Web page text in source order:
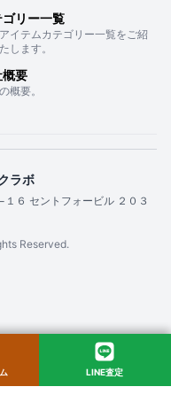
ゴリー一覧
イテムカテゴリー一覧をご紹
します。
要
概要。
ラボ
６ セントフォービル ２０３
Reserved.
LINE査定